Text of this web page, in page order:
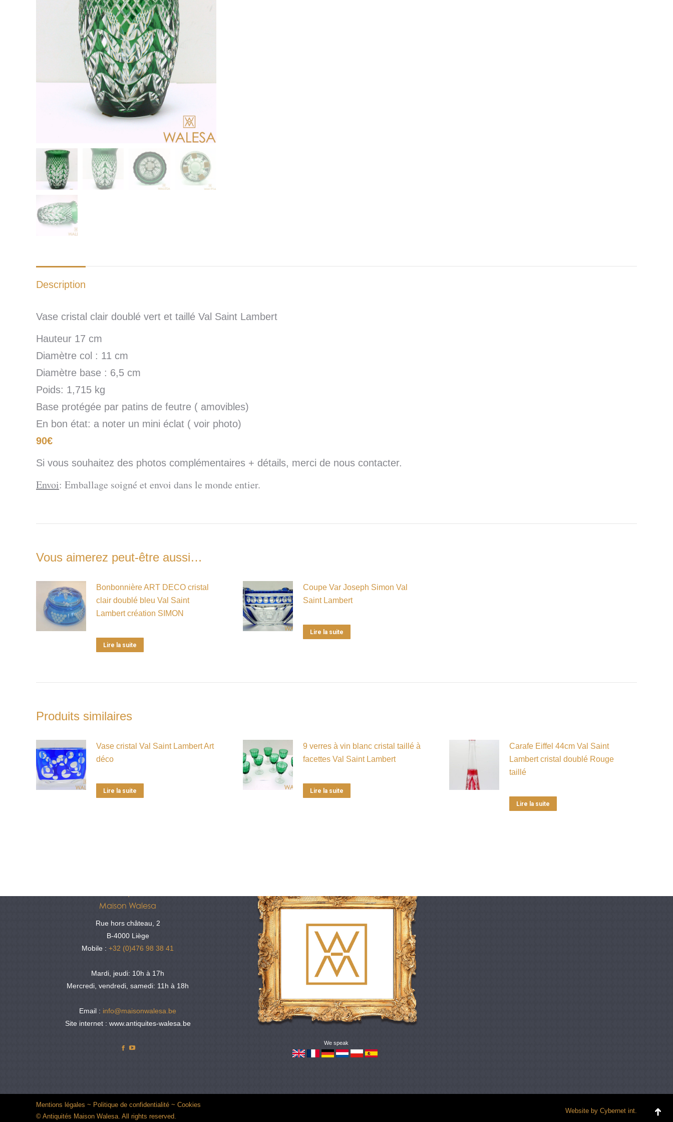
Description
Vase cristal clair doublé vert et taillé Val Saint Lambert
Hauteur 17 cm
Diamètre col : 11 cm
Diamètre base : 6,5 cm
Poids: 1,715 kg
Base protégée par patins de feutre ( amovibles)
En bon état: a noter un mini éclat ( voir photo)
90€
Si vous souhaitez des photos complémentaires + détails, merci de nous contacter.
Envoi: Emballage soigné et envoi dans le monde entier.
Vous aimerez peut-être aussi…
Bonbonnière ART DECO cristal
clair doublé bleu Val Saint
Lambert création SIMON
Lire la suite
Coupe Var Joseph Simon Val
Saint Lambert
Lire la suite
Produits similaires
Vase cristal Val Saint Lambert Art
déco
Lire la suite
9 verres à vin blanc cristal taillé à
facettes Val Saint Lambert
Lire la suite
Carafe Eiffel 44cm Val Saint
Lambert cristal doublé Rouge
taillé
Lire la suite
Maison Walesa
Rue hors château, 2
B-4000 Liège
Mobile :+32 (0)476 98 38 41
Mardi, jeudi: 10h à 17h
Mercredi, vendredi, samedi: 11h à 18h
Email : info@maisonwalesa.be
Site internet : www.antiquites-walesa.be
Facebook
We speak
Mentions légales ~ Politique de confidentialité ~ Cookies
© Antiquités Maison Walesa. All rights reserved.
Website by Cybernet int.
Go